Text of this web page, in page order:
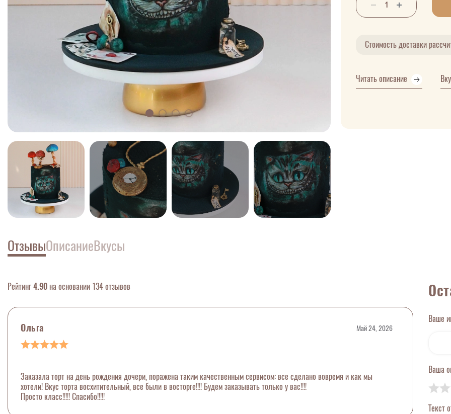
Стоимость доставки
Читать описание
ОтзывыОписаниеВкусы
Рейтинг4.90 на основании 134 отзывов
Ольга Май 24, 2026
Заказала торт на день рождения дочери, поражена таким качественным сервисом: все сделано вовремя и как мы
хотели! Вкус торта восхитительный, все были в восторге!!!! Будем заказывать только у вас!!!!
Просто класс!!!!! Спасибо!!!!!
Ваше
Ваша
Текст